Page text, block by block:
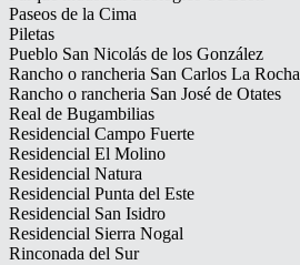
Paseos de la Cima
Piletas
Pueblo San Nicolás de los González
Rancho o rancheria San Carlos La Rocha
Rancho o rancheria San José de Otates
Real de Bugambilias
Residencial Campo Fuerte
Residencial El Molino
Residencial Natura
Residencial Punta del Este
Residencial San Isidro
Residencial Sierra Nogal
Rinconada del Sur